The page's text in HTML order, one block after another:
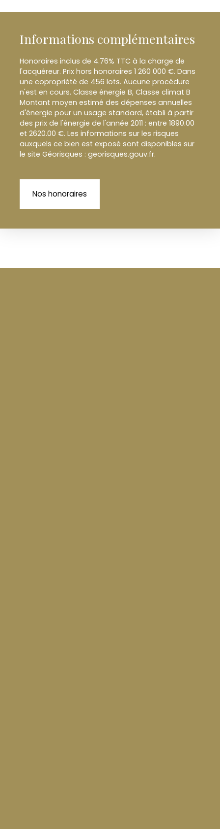
Informations complémentaires
Honoraires inclus de 4.76% TTC à la charge de
l'acquéreur. Prix hors honoraires 1 260 000 €. Dans
une copropriété de 456 lots. Aucune procédure
n'est en cours. Classe énergie B, Classe climat B
Montant moyen estimé des dépenses annuelles
d'énergie pour un usage standard, établi à partir
des prix de l'énergie de l'année 2011 : entre 1890.00
et 2620.00 €. Les informations sur les risques
auxquels ce bien est exposé sont disponibles sur
le site Géorisques : georisques.gouv.fr.
Nos honoraires